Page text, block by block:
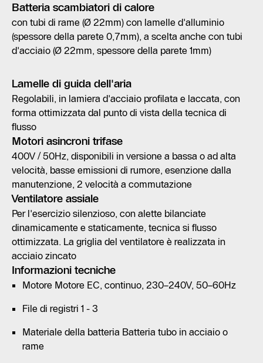
Batteria scambiatori di calore
con tubi di rame (Ø 22mm) con lamelle d'alluminio
(spessore della parete 0,7mm), a scelta anche con tubi
d'acciaio (Ø 22mm, spessore della parete 1mm)
Lamelle di guida dell'aria
Regolabili, in lamiera d'acciaio profilata e laccata, con
forma ottimizzata dal punto di vista della tecnica di
flusso
Motori asincroni trifase
400V / 50Hz, disponibili in versione a bassa o ad alta
velocità, basse emissioni di rumore, esenzione dalla
manutenzione, 2 velocità a commutazione
Ventilatore assiale
Per l'esercizio silenzioso, con alette bilanciate
dinamicamente e staticamente, tecnica si flusso
ottimizzata. La griglia del ventilatore è realizzata in
acciaio zincato
Informazioni tecniche
Motore Motore EC, continuo, 230–240V, 50–60Hz
File di registri 1 - 3
Materiale della batteria Batteria tubo in acciaio o
rame